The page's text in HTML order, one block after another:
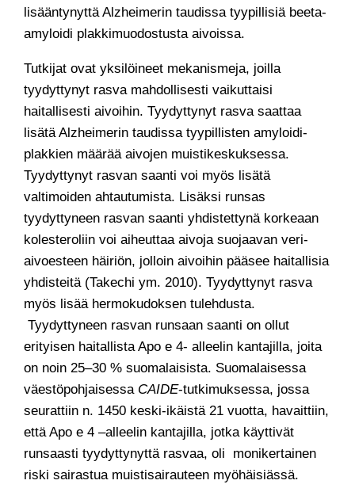
lisääntynyttä Alzheimerin taudissa tyypillisiä beeta-
amyloidi plakkimuodostusta aivoissa.
Tutkijat ovat yksilöineet mekanismeja, joilla
tyydyttynyt rasva mahdollisesti vaikuttaisi
haitallisesti aivoihin. Tyydyttynyt rasva saattaa
lisätä Alzheimerin taudissa tyypillisten amyloidi-
plakkien määrää aivojen muistikeskuksessa.
Tyydyttynyt rasvan saanti voi myös lisätä
valtimoiden ahtautumista. Lisäksi runsas
tyydyttyneen rasvan saanti yhdistettynä korkeaan
kolesteroliin voi aiheuttaa aivoja suojaavan veri-
aivoesteen häiriön, jolloin aivoihin pääsee haitallisia
yhdisteitä (Takechi ym. 2010). Tyydyttynyt rasva
myös lisää hermokudoksen tulehdusta.
Tyydyttyneen rasvan runsaan saanti on ollut
erityisen haitallista Apo e 4- alleelin kantajilla, joita
on noin 25–30 % suomalaisista. Suomalaisessa
väestöpohjaisessa CAIDE-tutkimuksessa, jossa
seurattiin n. 1450 keski-ikäistä 21 vuotta, havaittiin,
että Apo e 4 –alleelin kantajilla, jotka käyttivät
runsaasti tyydyttynyttä rasvaa, oli monikertainen
riski sairastua muistisairauteen myöhäisiässä.